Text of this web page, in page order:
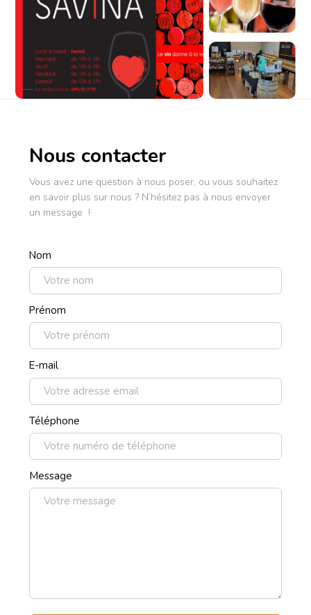
Nous contacter
Vous avez une question à nous poser, ou vous souhaitez
en savoir plus sur nous ? N’hésitez pas à nous envoyer
un message !
Nom
Prénom
E-mail
Téléphone
Message